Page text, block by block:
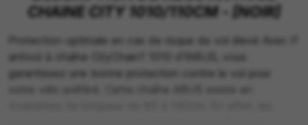
CHAINE CITY 1010/110CM - [NOIR]
Protection optimale en cas de risque de vol élevé Avec l?
antivol à chaîne CityChain? 1010 d?ABUS, vous
garantissez une bonne protection contre le vol pour